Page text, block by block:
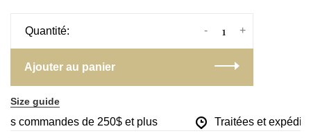
Quantité: +
-
Ajouter au panier
Size guide
commandes de 250$ et plus Traitées et